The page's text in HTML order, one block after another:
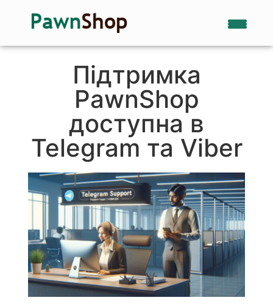
Підтримка
PawnShop
доступна в
Telegram та Viber